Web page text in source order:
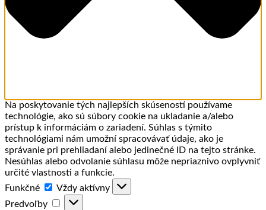
Na poskytovanie tých najlepších skúseností používame
technológie, ako sú súbory cookie na ukladanie a/alebo
prístup k informáciám o zariadení. Súhlas s týmito
technológiami nám umožní spracovávať údaje, ako je
správanie pri prehliadaní alebo jedinečné ID na tejto stránke.
Nesúhlas alebo odvolanie súhlasu môže nepriaznivo ovplyvniť
určité vlastnosti a funkcie.
Funkčné
Funkčné
Vždy aktívny
Predvoľby
Predvoľby